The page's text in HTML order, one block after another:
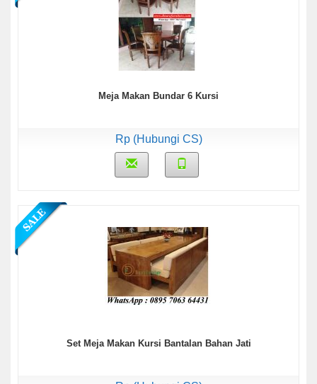
Meja Makan Bundar 6 Kursi
Rp (Hubungi CS)
Set Meja Makan Kursi Bantalan Bahan Jati